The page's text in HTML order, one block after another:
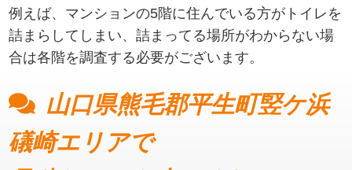
例えば、マンションの5階に住んでいる方がトイレを
詰まらしてしまい、詰まってる場所がわからない場
合は各階を調査する必要がございます。
山口県熊毛郡平生町竪ケ浜
礒崎エリアで